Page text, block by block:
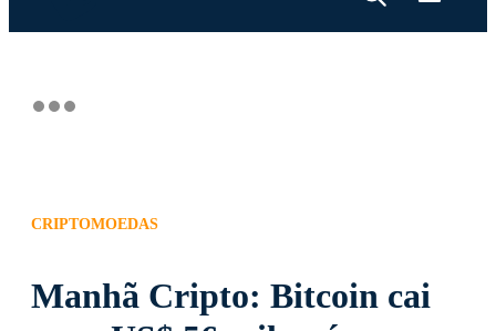
CRIPTOMOEDAS
Manhã Cripto: Bitcoin cai